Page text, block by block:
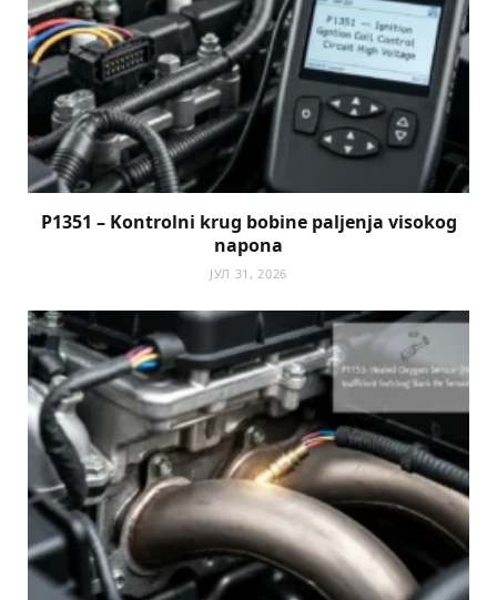
P1351 – Kontrolni krug bobine paljenja visokog
napona
ЈУЛ 31, 2026